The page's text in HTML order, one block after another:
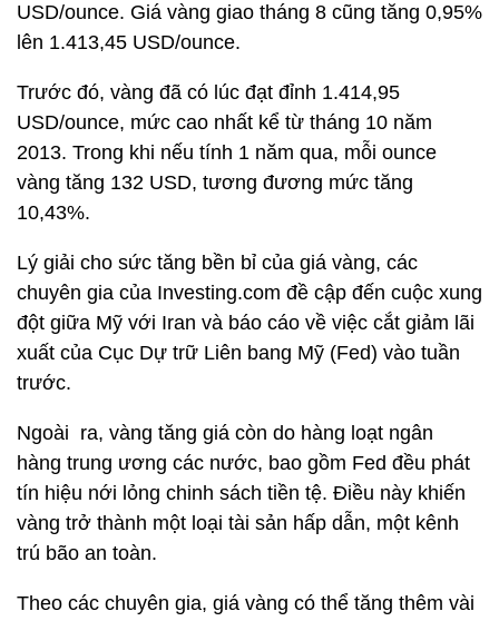
USD/ounce. Giá vàng giao tháng 8 cũng tăng 0,95%
lên 1.413,45 USD/ounce.
Trước đó, vàng đã có lúc đạt đỉnh 1.414,95
USD/ounce, mức cao nhất kể từ tháng 10 năm
2013. Trong khi nếu tính 1 năm qua, mỗi ounce
vàng tăng 132 USD, tương đương mức tăng
10,43%.
Lý giải cho sức tăng bền bỉ của giá vàng, các
chuyên gia của Investing.com đề cập đến cuộc xung
đột giữa Mỹ với Iran và báo cáo về việc cắt giảm lãi
xuất của Cục Dự trữ Liên bang Mỹ (Fed) vào tuần
trước.
Ngoài ra, vàng tăng giá còn do hàng loạt ngân
hàng trung ương các nước, bao gồm Fed đều phát
tín hiệu nới lỏng chinh sách tiền tệ. Điều này khiến
vàng trở thành một loại tài sản hấp dẫn, một kênh
trú bão an toàn.
Theo các chuyên gia, giá vàng có thể tăng thêm vài